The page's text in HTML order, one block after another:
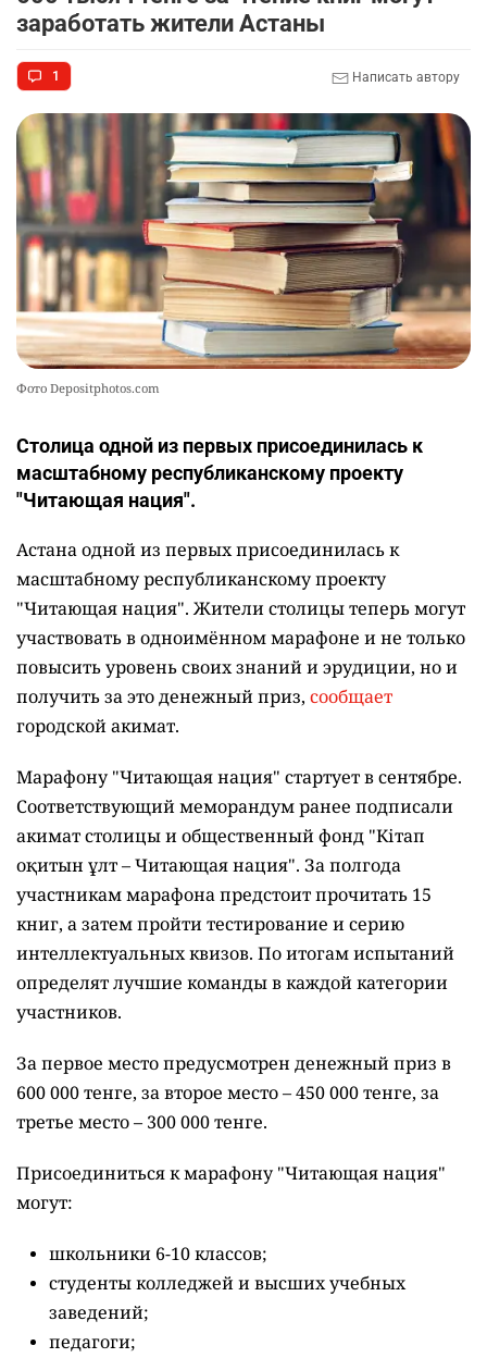
заработать жители Астаны
1 Написать автору
Фото Depositphotos.com
Столица одной из первых присоединилась к
масштабному республиканскому проекту
"Читающая нация".
Астана одной из первых присоединилась к
масштабному республиканскому проекту
"Читающая нация". Жители столицы теперь могут
участвовать в одноимённом марафоне и не только
повысить уровень своих знаний и эрудиции, но и
получить за это денежный приз, сообщает
городской акимат.
Марафону "Читающая нация" стартует в сентябре.
Соответствующий меморандум ранее подписали
акимат столицы и общественный фонд "Кітап
оқитын ұлт – Читающая нация". За полгода
участникам марафона предстоит прочитать 15
книг, а затем пройти тестирование и серию
интеллектуальных квизов. По итогам испытаний
определят лучшие команды в каждой категории
участников.
За первое место предусмотрен денежный приз в
600 000 тенге, за второе место – 450 000 тенге, за
третье место – 300 000 тенге.
Присоединиться к марафону "Читающая нация"
могут:
школьники 6-10 классов;
студенты колледжей и высших учебных
заведений;
педагоги;